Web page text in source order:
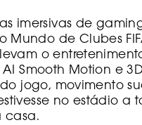
imersivas de
de Clubes
o
Smooth Motion e
jogo, movimento
no estádio
casa.